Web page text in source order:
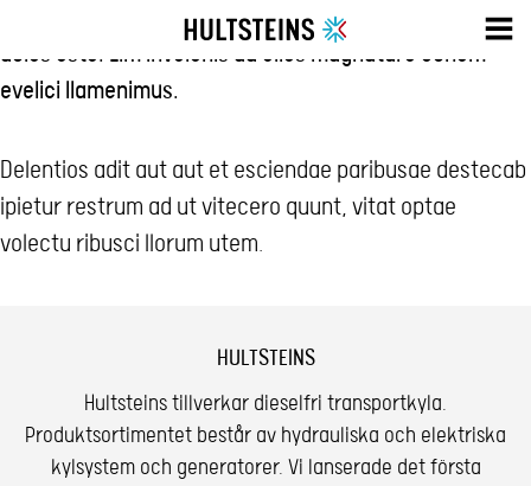
Git, aut evenis explique idunt occaeped. Et ex erumqui
doles este. Lim invelenis ad elles magnature conem
evelici llamenimus.
Delentios adit aut aut et esciendae paribusae destecab
ipietur restrum ad ut vitecero quunt, vitat optae
volectu ribusci llorum utem.
HULTSTEINS
Hultsteins tillverkar dieselfri transportkyla.
Produktsortimentet består av hydrauliska och elektriska
kylsystem och generatorer. Vi lanserade det första